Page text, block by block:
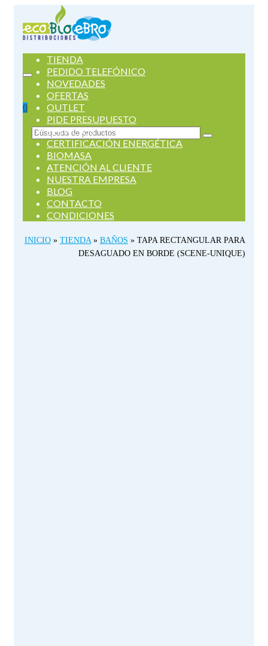
0
Buscar
por:
TIENDA
PEDIDO TELEFÓNICO
NOVEDADES
OFERTAS
OUTLET
PIDE PRESUPUESTO
SERVICIOS
CERTIFICACIÓN ENERGÉTICA
BIOMASA
ATENCIÓN AL CLIENTE
NUESTRA EMPRESA
BLOG
CONTACTO
CONDICIONES
INICIO » TIENDA » BAÑOS » TAPA RECTANGULAR PARA
DESAGUADO EN BORDE (SCENE-UNIQUE)